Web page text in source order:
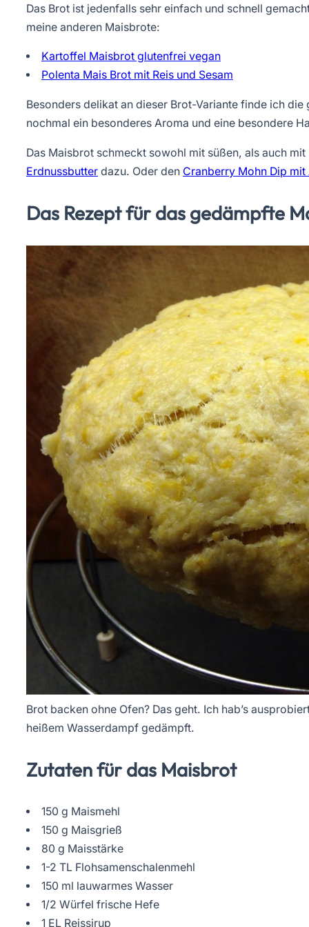
Das Brot ist jedenfalls sehr einfach und schnell
meine anderen Maisbrote:
Kartoffel Maisbrot glutenfrei vegan
Polenta Mais Brot mit Reis und Sesam
Besonders delikat an dieser Brot-Variante finde ich
nochmal ein besonderes Aroma und eine besondere
Das Maisbrot schmeckt sowohl mit süßen, als auch
Erdnussbutter dazu. Oder den Cranberry Mohn Dip
Das Rezept für das gedämpfte
Brot backen ohne Ofen? Das geht. Ich hab’s
heißem Wasserdampf gedämpft.
Zutaten für das Maisbrot
150 g Maismehl
150 g Maisgrieß
80 g Maisstärke
1-2 TL Flohsamenschalenmehl
150 ml lauwarmes Wasser
1/2 Würfel frische Hefe
1 EL Reissirup